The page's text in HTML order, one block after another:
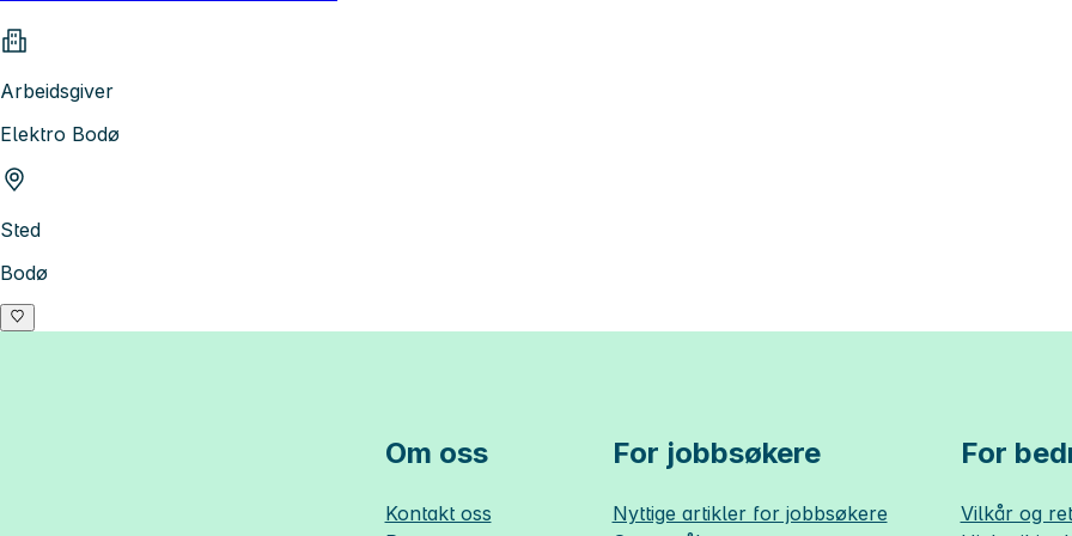
Arbeidsgiver
Elektro Bodø
Sted
Bodø
Om oss
Kontakt oss
For jobbsøkere
Nyttige artikler for jobbsøkere
For
Vilkår og